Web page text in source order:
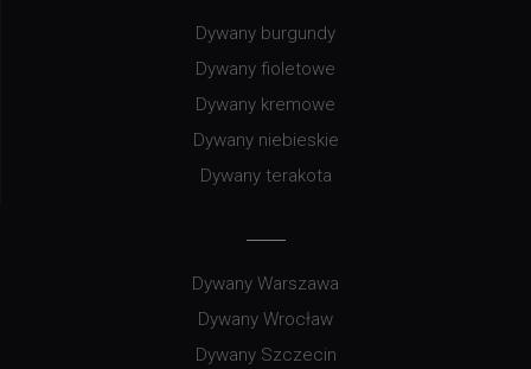
Dywany burgundy
Dywany fioletowe
Dywany kremowe
Dywany niebieskie
Dywany terakota
Dywany Warszawa
Dywany Wrocław
Dywany Szczecin